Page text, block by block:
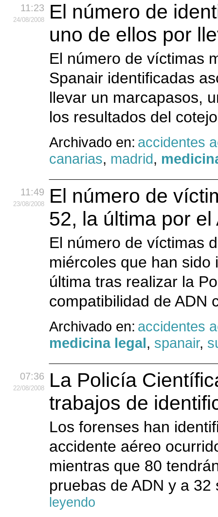
11:23
24/08/2008
El número de
uno de ellos por
El número de víctimas
Spanair identificadas
llevar un marcapasos,
los resultados del
Archivado en: accidentes
canarias, madrid,
11:49
23/08/2008
El número de
52, la última por el
El número de víctimas
miércoles que han
última tras realizar la
compatibilidad de ADN
Archivado en: accidentes
medicina legal, spanair,
07:36
22/08/2008
La Policía
trabajos de
Los forenses han
accidente aéreo
mientras que 80
pruebas de ADN y a
leyendo